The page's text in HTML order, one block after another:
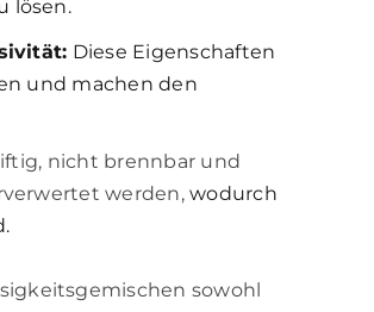
lösen.
Diese Eigenschaften
und machen den
nicht brennbar und
werden,wodurch
sowohl